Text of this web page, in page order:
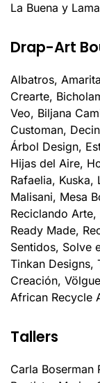
La Buena y
Drap-Art
Albatros,
Crearte,
Veo, Biljana
Customan,
Árbol Design,
Hijas del Aire,
Rafaelia, Kuska,
Malisani, Mesa
Reciclando
Ready Made,
Sentidos, Solve
Tinkan Designs,
Creación,
African Recycle
Tallers
Carla Boserman